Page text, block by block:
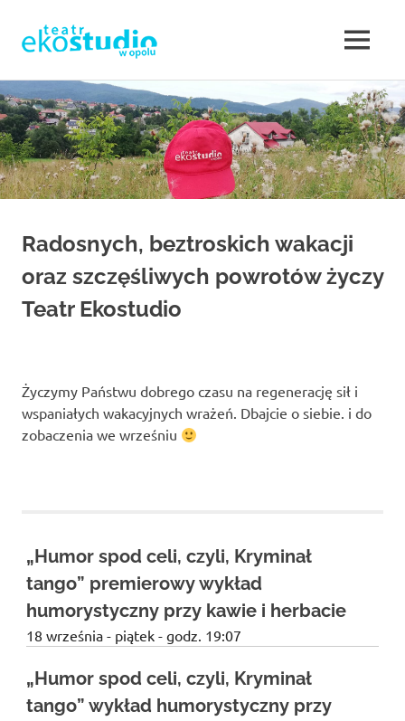
to
content
EKOSTUDIO
w
Opolu
Teatr
w
Opole.
Teatr
Ekostudio
w
Opolu.
Teatr
otwarty
nowe
działania,
poszukujący,
jednocześnie
Eko
Studio
zaprasza
Opole
teatr.
MENU
Radosnych, beztroskich wakacji
oraz szczęśliwych powrotów życzy
Teatr Ekostudio
Życzymy Państwu dobrego czasu na regenerację sił i
wspaniałych wakacyjnych wrażeń. Dbajcie o siebie. i do
zobaczenia we wrześniu
dzieje
sie w
Opolu
opolski
teatr
teatr
opole
„Humor spod celi, czyli, Kryminał
tango” premierowy wykład
humorystyczny przy kawie i herbacie
18 września - piątek - godz. 19:07
„Humor spod celi, czyli, Kryminał
tango” wykład humorystyczny przy